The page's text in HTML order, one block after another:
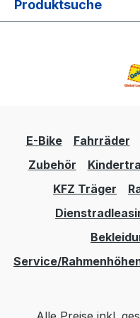
Produktsuche
E-Bike Fahrräder
Zubehör
KFZ Träger
Service/